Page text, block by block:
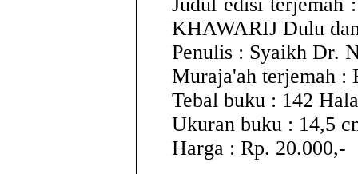
KHAWARIJ Dulu
Penulis : Syaikh Dr.
Muraja'ah terjemah
Tebal buku : 142
Ukuran buku : 14,5
Harga : Rp. 20.000,-